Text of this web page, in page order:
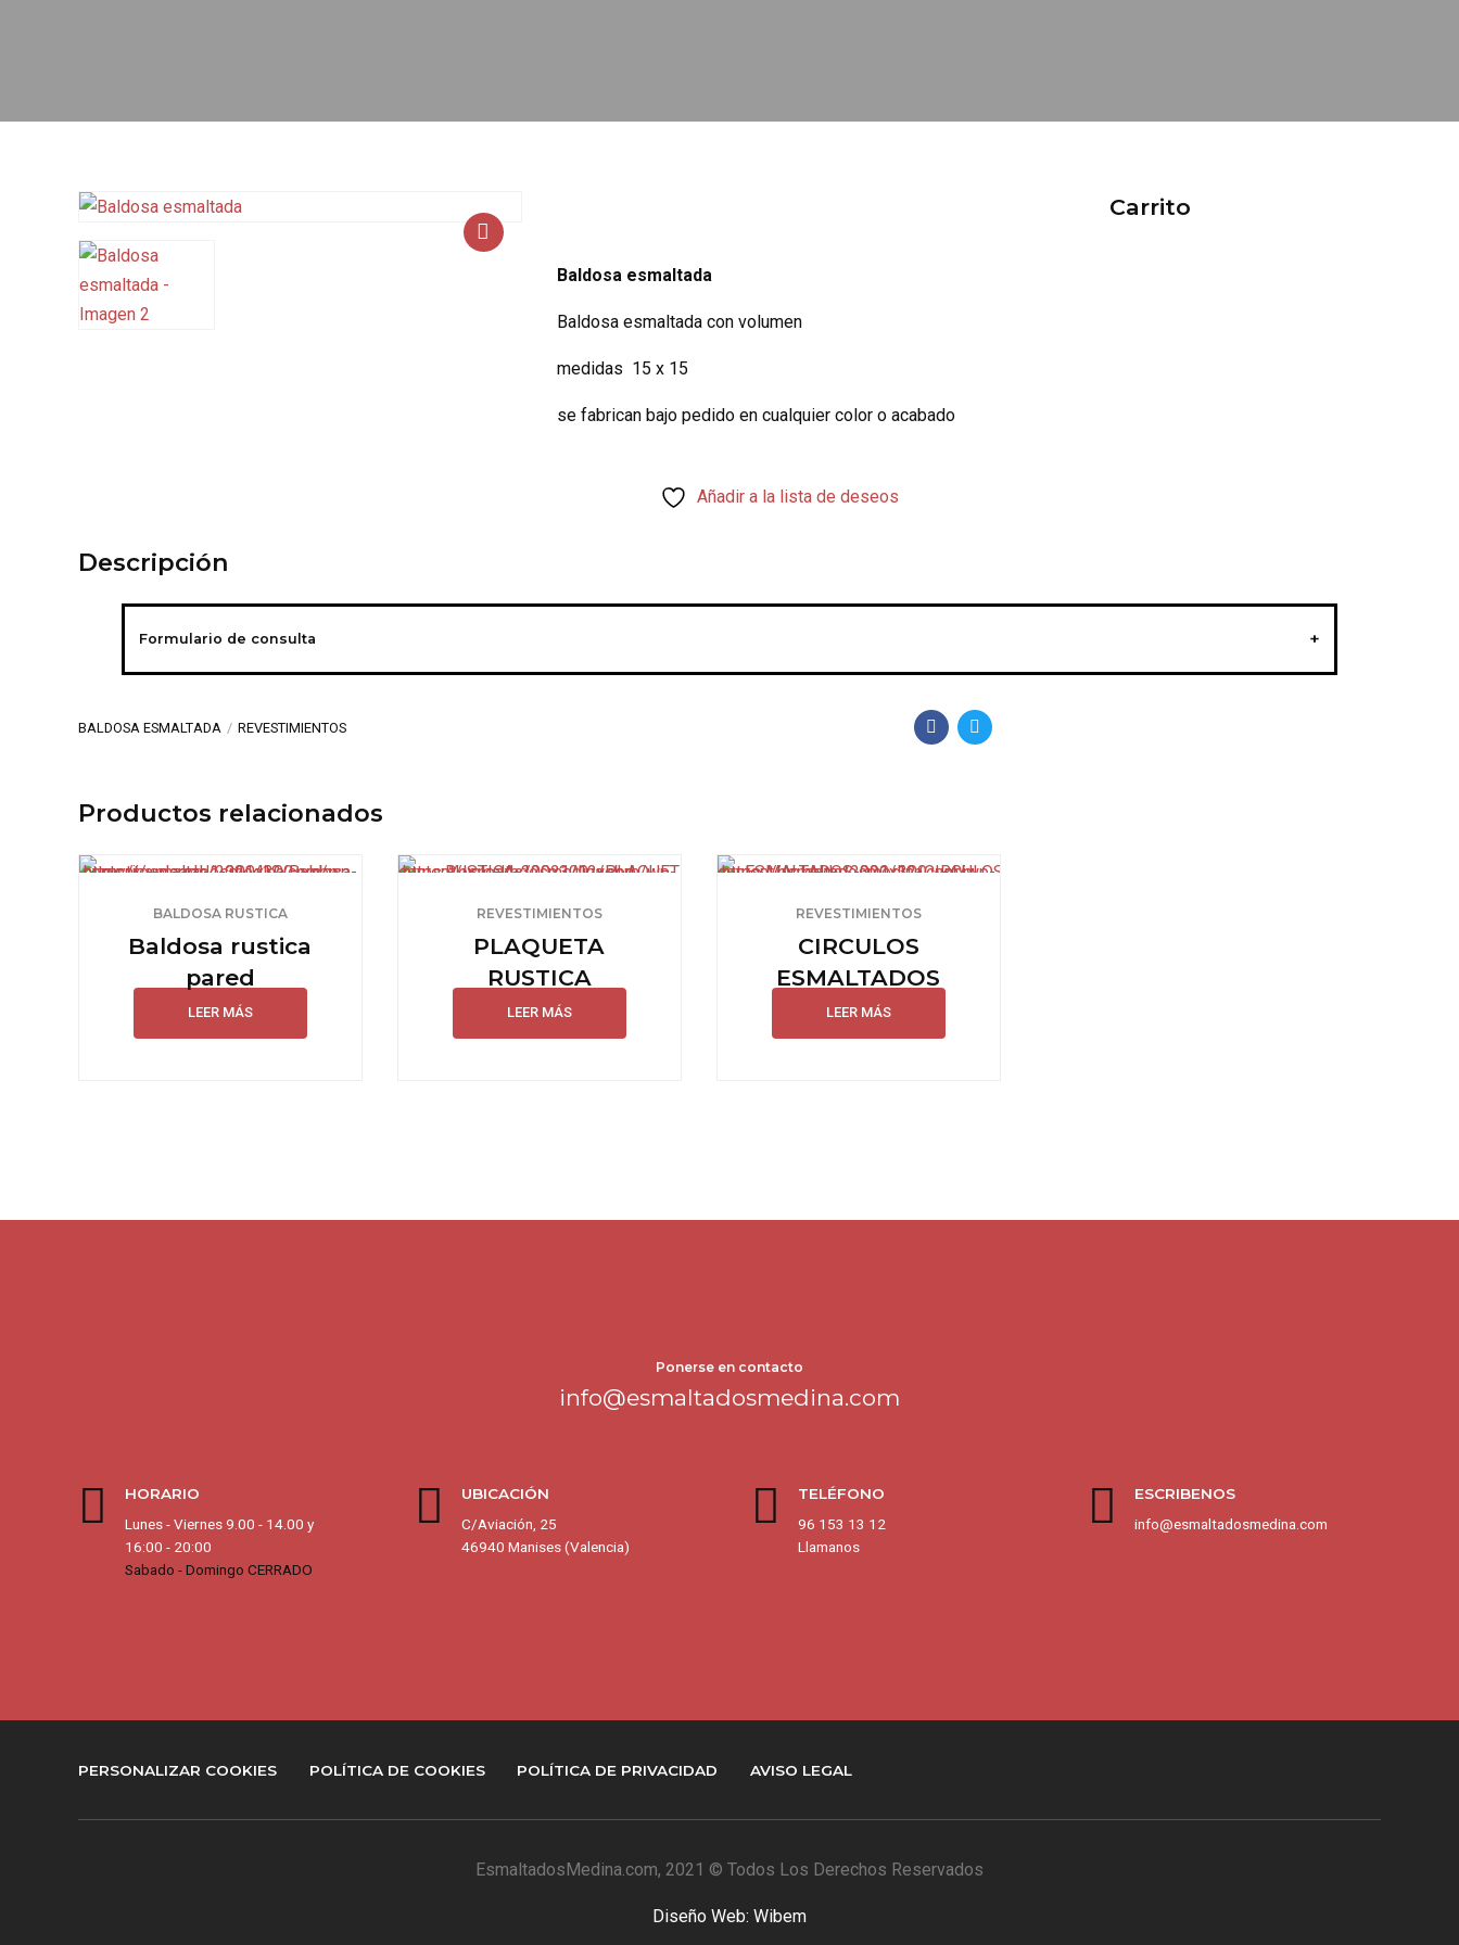
Baldosa esmaltada
Baldosa esmaltada con volumen
medidas 15 x 15
se fabrican bajo pedido en cualquier color o acabado
Añadir a la lista de deseos
Descripción
Formulario de consulta
BALDOSA ESMALTADA REVESTIMIENTOS
Productos relacionados
BALDOSA RUSTICA
Baldosa rustica
pared
LEER MÁS
REVESTIMIENTOS
PLAQUETA
RUSTICA
LEER MÁS
REVESTIMIENTOS
CIRCULOS
ESMALTADOS
LEER MÁS
Carrito
Ponerse en contacto
info@esmaltadosmedina.com
HORARIO
Lunes - Viernes 9.00 - 14.00 y
16:00 - 20:00
Sabado - Domingo CERRADO
UBICACIÓN
C/Aviación, 25
46940 Manises (Valencia)
TELÉFONO
96 153 13 12
Llamanos
ESCRIBENOS
info@esmaltadosmedina.com
PERSONALIZAR COOKIES POLÍTICA DE COOKIES POLÍTICA DE PRIVACIDAD AVISO LEGAL
EsmaltadosMedina.com, 2021 © Todos Los Derechos Reservados
Diseño Web: Wibem